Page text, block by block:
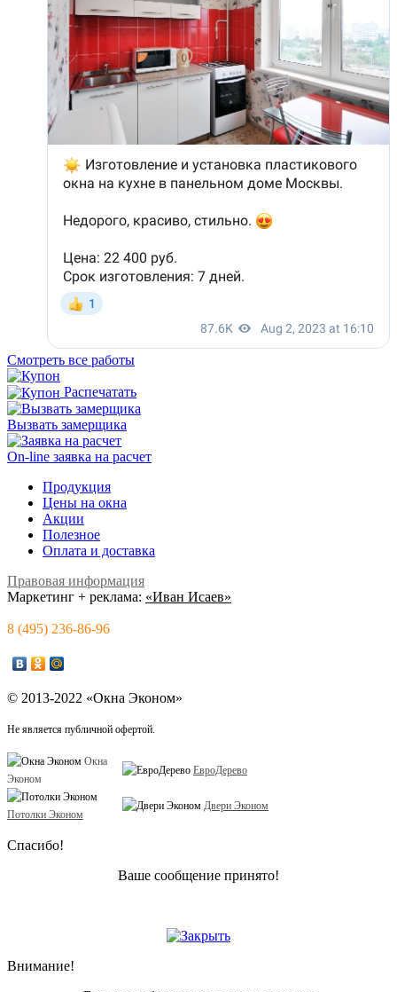
Смотреть все работы
Распечатать
Вызвать замерщика
On-line заявка на расчет
Продукция
Цены на окна
Акции
Полезное
Оплата и доставка
Правовая информация
Маркетинг + реклама: «Иван Исаев»
8 (495) 236-86-96
© 2013-2022 «Окна Эконом»
Не является публичной офертой.
Окна
Эконом
ЕвроДерево
Потолки Эконом
Двери Эконом
Спасибо!
Ваше сообщение принято!
Внимание!